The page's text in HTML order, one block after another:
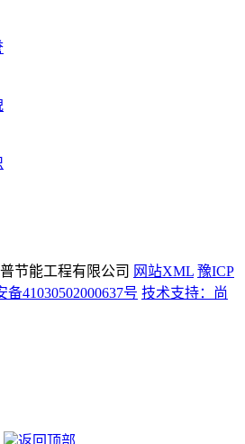
节能工程有限公司 网站XML 豫ICP
备41030502000637号 技术支持：尚
返回顶部